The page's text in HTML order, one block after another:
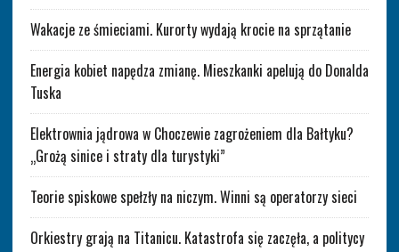
Wakacje ze śmieciami. Kurorty wydają krocie na sprzątanie
Energia kobiet napędza zmianę. Mieszkanki apelują do Donalda
Tuska
Elektrownia jądrowa w Choczewie zagrożeniem dla Bałtyku?
„Grożą sinice i straty dla turystyki”
Teorie spiskowe spełzły na niczym. Winni są operatorzy sieci
Orkiestry grają na Titanicu. Katastrofa się zaczęła, a politycy